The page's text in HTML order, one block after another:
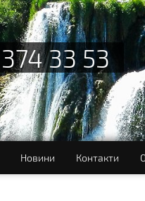
33 53
Новини Контакти